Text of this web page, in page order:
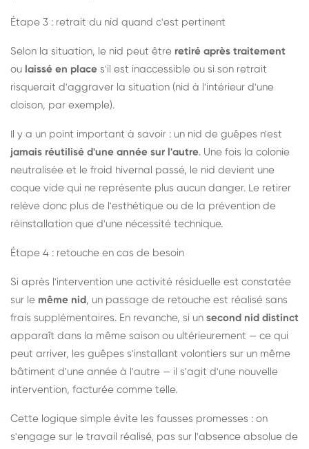
Étape 3 : retrait du nid quand c'est pertinent
Selon la situation, le nid peut être retiré après traitement
ou laissé en place s'il est inaccessible ou si son retrait
risquerait d'aggraver la situation (nid à l'intérieur d'une
cloison, par exemple).
Il y a un point important à savoir : un nid de guêpes n'est
jamais réutilisé d'une année sur l'autre. Une fois la colonie
neutralisée et le froid hivernal passé, le nid devient une
coque vide qui ne représente plus aucun danger. Le retirer
relève donc plus de l'esthétique ou de la prévention de
réinstallation que d'une nécessité technique.
Étape 4 : retouche en cas de besoin
Si après l'intervention une activité résiduelle est constatée
sur le même nid , un passage de retouche est réalisé sans
frais supplémentaires. En revanche, si un second nid distinct
apparaît dans la même saison ou ultérieurement — ce qui
peut arriver, les guêpes s'installant volontiers sur un même
bâtiment d'une année à l'autre — il s'agit d'une nouvelle
intervention, facturée comme telle.
Cette logique simple évite les fausses promesses : on
s'engage sur le travail réalisé, pas sur l'absence absolue de